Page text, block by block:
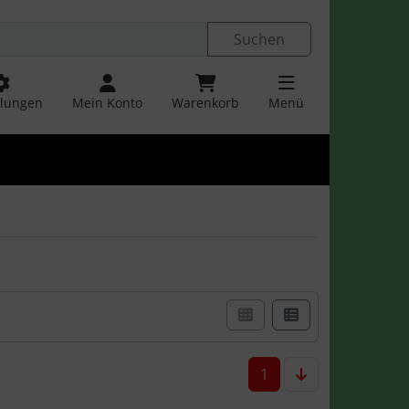
Springe zu den allgemeinen
Suchen
Mein Konto Warenkorb Menü
einer Box- oder Listenansicht wählen.
1